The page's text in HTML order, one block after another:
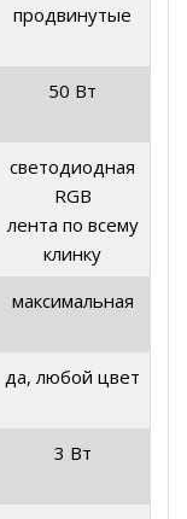
продвинутые
50 Вт
светодиодная
RGB
лента по всему
клинку
максимальная
да, любой цвет
3 Вт